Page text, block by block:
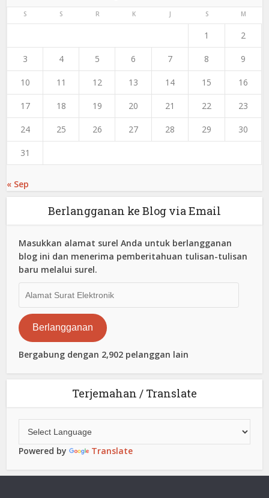
S S R K J S M
1 2
3 4 5 6 7 8 9
10 11 12 13 14 15 16
17 18 19 20 21 22 23
24 25 26 27 28 29 30
31
« Sep
Berlangganan ke Blog via Email
Masukkan alamat surel Anda untuk berlangganan
blog ini dan menerima pemberitahuan tulisan-tulisan
baru melalui surel.
Surat
Elektronik
Berlangganan
Bergabung dengan 2,902 pelanggan lain
Terjemahan / Translate
Powered by Translate